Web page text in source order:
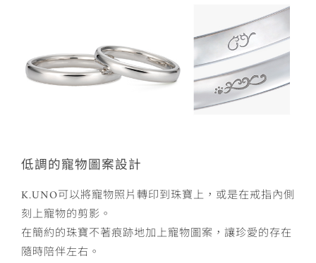
低調的寵物圖案設計
K.UNO可以將寵物照片轉印到珠寶上，或是在戒指內側
刻上寵物的剪影。
在簡約的珠寶不著痕跡地加上寵物圖案，讓珍愛的存在
隨時陪伴左右。